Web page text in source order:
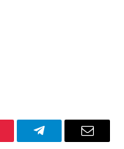
TelegramaE-